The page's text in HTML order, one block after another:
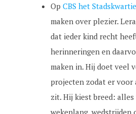
Op CBS het
maken over plezier.
dat ieder kind recht
herinneringen en
maken in. Hij doet veel
projecten zodat er
zit. Hij kiest breed:
wekenlang, wedstrijden